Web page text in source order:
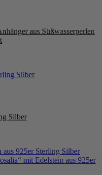
aus Süßwasserperlen
Silber